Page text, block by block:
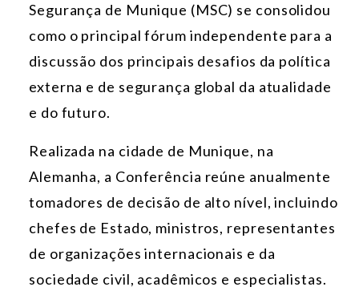
Segurança de Munique (MSC) se consolidou
como o principal fórum independente para a
discussão dos principais desafios da política
externa e de segurança global da atualidade
e do futuro.
Realizada na cidade de Munique, na
Alemanha, a Conferência reúne anualmente
tomadores de decisão de alto nível, incluindo
chefes de Estado, ministros, representantes
de organizações internacionais e da
sociedade civil, acadêmicos e especialistas.